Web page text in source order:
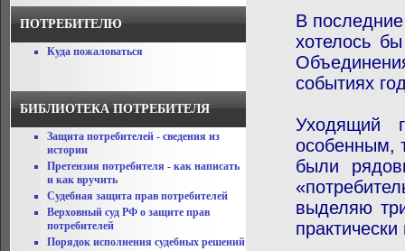
ПОТРЕБИТЕЛЮ
Куда пожаловаться
БИБЛИОТЕКА ПОТРЕБИТЕЛЯ
Защита потребителей - сведения из
истории
Претензия потребителя - как написать
и как вручить
Судебная защита прав потребителей
Верховный суд РФ о защите прав
потребителей
Порядок исполнения судебных решений
В
хотелось
событиях
Уходящий
особенным,
были
выделяю